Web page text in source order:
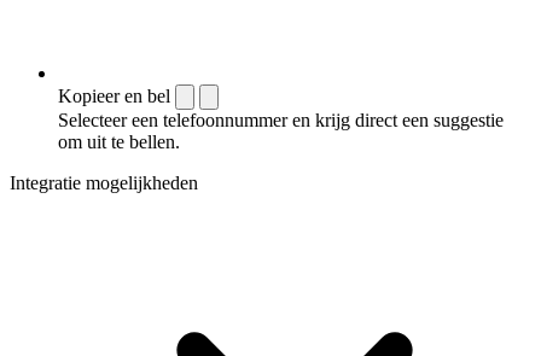
Kopieer en bel
Selecteer een telefoonnummer en krijg direct een suggestie
om uit te bellen.
Integratie mogelijkheden